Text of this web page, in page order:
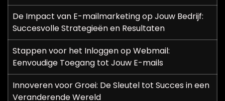
De Impact van E-mailmarketing op Jouw Bedrijf:
Succesvolle Strategieën en Resultaten
Stappen voor het Inloggen op Webmail:
Eenvoudige Toegang tot Jouw E-mails
Innoveren voor Groei: De Sleutel tot Succes in een
Veranderende Wereld